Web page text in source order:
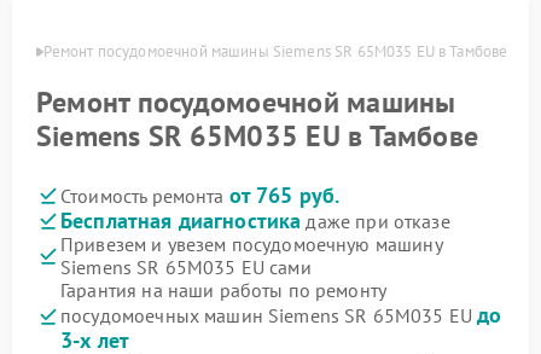
Ремонт посудомоечной машины Siemens SR 65M035 EU в Тамбове
Ремонт посудомоечной машины
Siemens SR 65M035 EU в Тамбове
Стоимость ремонта от 765 руб.
Бесплатная диагностика даже при отказе
Привезем и увезем посудомоечную машину
Siemens SR 65M035 EU сами
Гарантия на наши работы по ремонту
посудомоечных машин Siemens SR 65M035 EUдо
3-х лет